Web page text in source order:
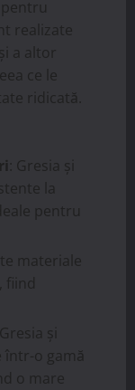
realizate
a altor
ce le
ridicată.
: Gresia și
la
pentru
materiale
fiind
: Gresia și
într-o gamă
o mare